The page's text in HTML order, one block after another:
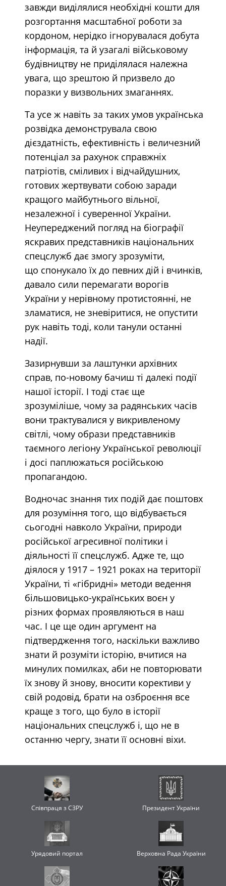
завжди виділялися необхідні кошти для
розгортання масштабної роботи за
кордоном, нерідко ігнорувалася добута
інформація, та й узагалі військовому
будівництву не приділялася належна
увага, що зрештою й призвело до
поразки у визвольних змаганнях.
Та усе ж навіть за таких умов українська
розвідка демонструвала свою
дієздатність, ефективність і величезний
потенціал за рахунок справжніх
патріотів, сміливих і відчайдушних,
готових жертвувати собою заради
кращого майбутнього вільної,
незалежної і суверенної України.
Неупереджений погляд на біографії
яскравих представників національних
спецслужб дає змогу зрозуміти,
що спонукало їх до певних дій і вчинків,
давало сили перемагати ворогів
України у нерівному протистоянні, не
зламатися, не зневіритися, не опустити
рук навіть тоді, коли танули останні
надії.
Зазирнувши за лаштунки архівних
справ, по-новому бачиш ті далекі події
нашої історії. І тоді стає ще
зрозуміліше, чому за радянських часів
вони трактувалися у викривленому
світлі, чому образи представників
таємного легіону Української революції
і досі паплюжаться російською
пропагандою.
Водночас знання тих подій дає поштовх
для розуміння того, що відбувається
сьогодні навколо України, природи
російської агресивної політики і
діяльності її спецслужб. Адже те, що
діялося у 1917 – 1921 роках на території
України, ті «гібридні» методи ведення
більшовицько-українських воєн у
різних формах проявляються в наш
час. І це ще один аргумент на
підтвердження того, наскільки важливо
знати й розуміти історію, вчитися на
минулих помилках, аби не повторювати
їх знову й знову, вносити корективи у
свій родовід, брати на озброєння все
краще з того, що було в історії
національних спецслужб і, що не в
останню чергу, знати її основні віхи.
Співпраця з СЗРУ Президент України
Урядовий портал Верховна Рада України